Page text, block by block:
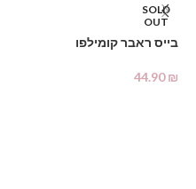
SOLD
OUT
בייס ראבר קומילפו
44.90₪